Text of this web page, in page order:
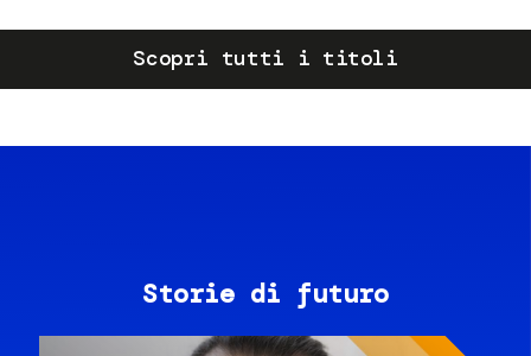
Scopri tutti i titoli
Storie di futuro